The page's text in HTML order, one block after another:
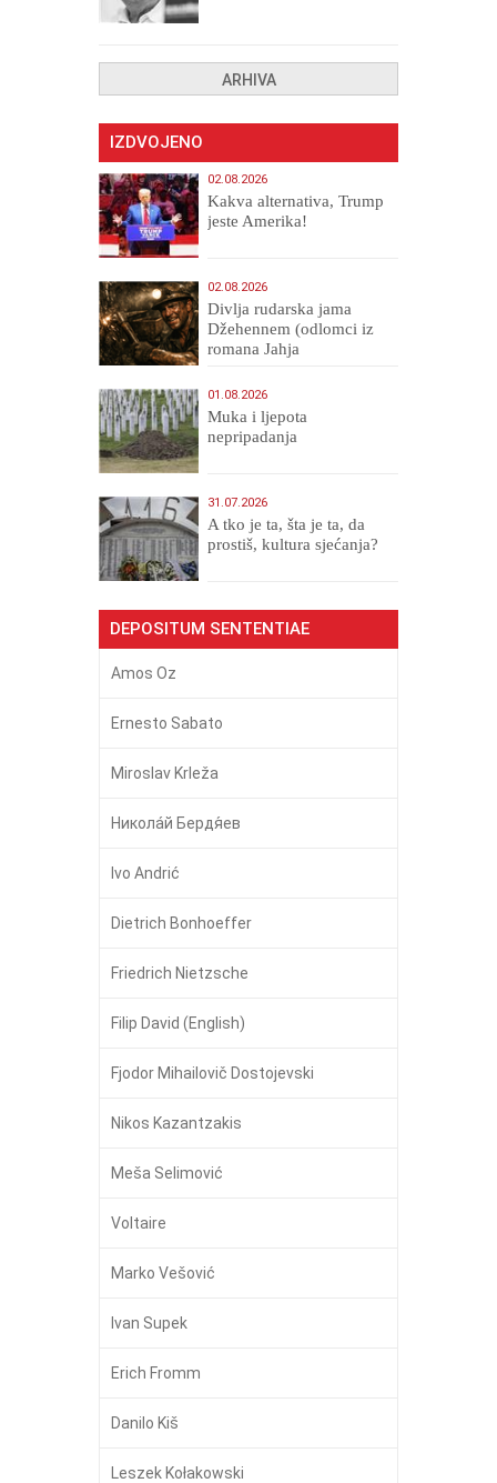
ARHIVA
IZDVOJENO
02.08.2026
Kakva alternativa, Trump
jeste Amerika!
02.08.2026
Divlja rudarska jama
Džehennem (odlomci iz
romana Jahja
01.08.2026
Muka i ljepota
nepripadanja
31.07.2026
A tko je ta, šta je ta, da
prostiš, kultura sjećanja?
DEPOSITUM SENTENTIAE
Amos Oz
Ernesto Sabato
Miroslav Krleža
Никола́й Бердя́ев
Ivo Andrić
Dietrich Bonhoeffer
Friedrich Nietzsche
Filip David (English)
Fjodor Mihailovič Dostojevski
Nikos Kazantzakis
Meša Selimović
Voltaire
Marko Vešović
Ivan Supek
Erich Fromm
Danilo Kiš
Leszek Kołakowski